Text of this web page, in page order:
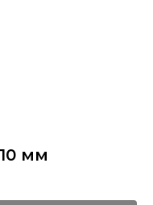
мм